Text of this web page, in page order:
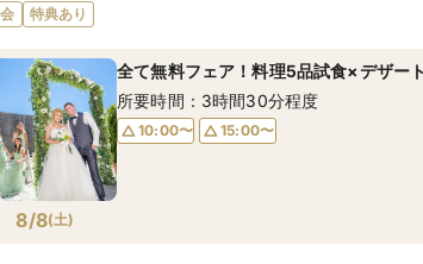
特典あり
8/8(土)
全て無料フェア！料理5品試食×デザー
所要時間：3時間30分程度
10:00〜 15:00〜